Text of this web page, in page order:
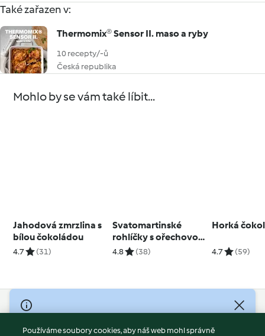
Také zařazen v:
Thermomix® Sensor II. maso a ryby
10 recepty/-ů
Česká republika
Mohlo by se vám také líbit...
Jahodová zmrzlina s
bílou čokoládou
4.7 (31)
Svatomartinské
rohlíčky s ořechovou
náplní
4.8 (38)
Horká
4.7 (59)
© Copyright 2026
Podmínky užívání
Používáme soubory cookies, aby náš web mohl správně